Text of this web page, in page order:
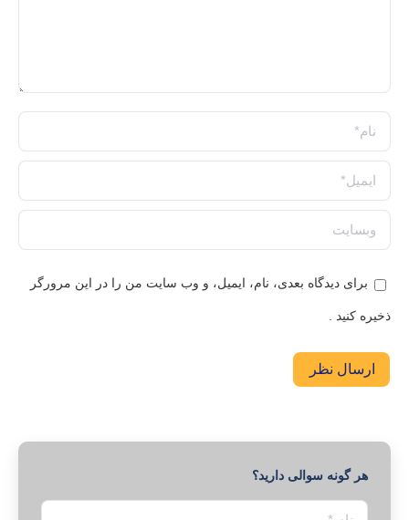
نام *
ایمیل *
وبسایت
برای دیدگاه بعدی، نام، ایمیل، و وب سایت من را در این مرورگر
ذخیره کنید .
ارسال نظر
هر گونه سوالی دارید؟
نام *